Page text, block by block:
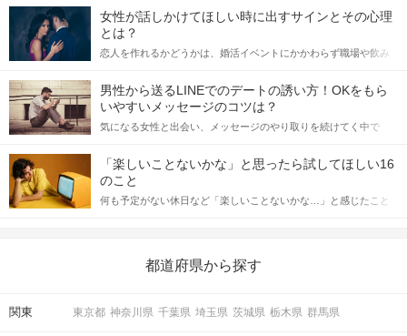
女性が話しかけてほしい時に出すサインとその心理
とは？
恋人を作れるかどうかは、婚活イベントにかかわらず職場や飲み
てアプローチできるかにも左右されます。 これから恋人作りを本
格的に始めようとしている方は、女性が異性を求めて出すサイン
をしっかりと理解し、正しい行動に移せるかどうかが重要。 この
記事では、女性が話しかけて欲しい時に出すサインとその心理を
合にどのような行動に繋げるべきかをご紹介していきます。
男性から送るLINEでのデートの誘い方！OKをもら
いやすいメッセージのコツは？
気になる女性と出会い、メッセージのやり取りを続けてく中で
しかし、中には「どう誘ったらいいの？」とお困りの男性もいら
っしゃるのではないでしょうか。 そこで今回は、男性から女性へ
送るLINEでのデートの誘い方のコツをご紹介します。例文も混じ
えながら解説するので、ぜひ参考にしてください。
「楽しいことないかな」と思ったら試してほしい16
のこと
何も予定がない休日など「楽しいことないかな…」と感じたこと
の楽しいことアイデアを集めました♪ いままさに楽しいことを探し
都道府県から探す
関東 東京都 神奈川県 千葉県 埼玉県 茨城県 栃木県 群馬県